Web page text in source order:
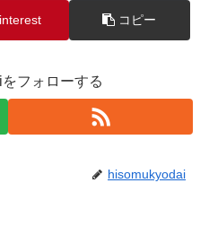
コピー
フォローする
hisomukyodai